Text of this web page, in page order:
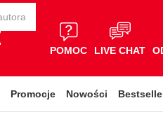
POMOC LIVE CHAT
Promocje Nowości